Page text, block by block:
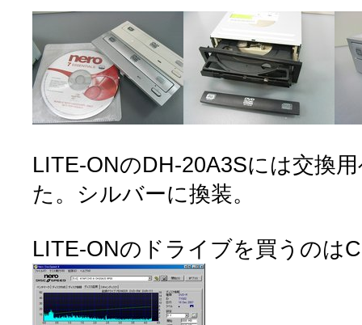
LITE-ONのDH-20A3Sには交換
た。シルバーに換装。
LITE-ONのドライブを買うのは